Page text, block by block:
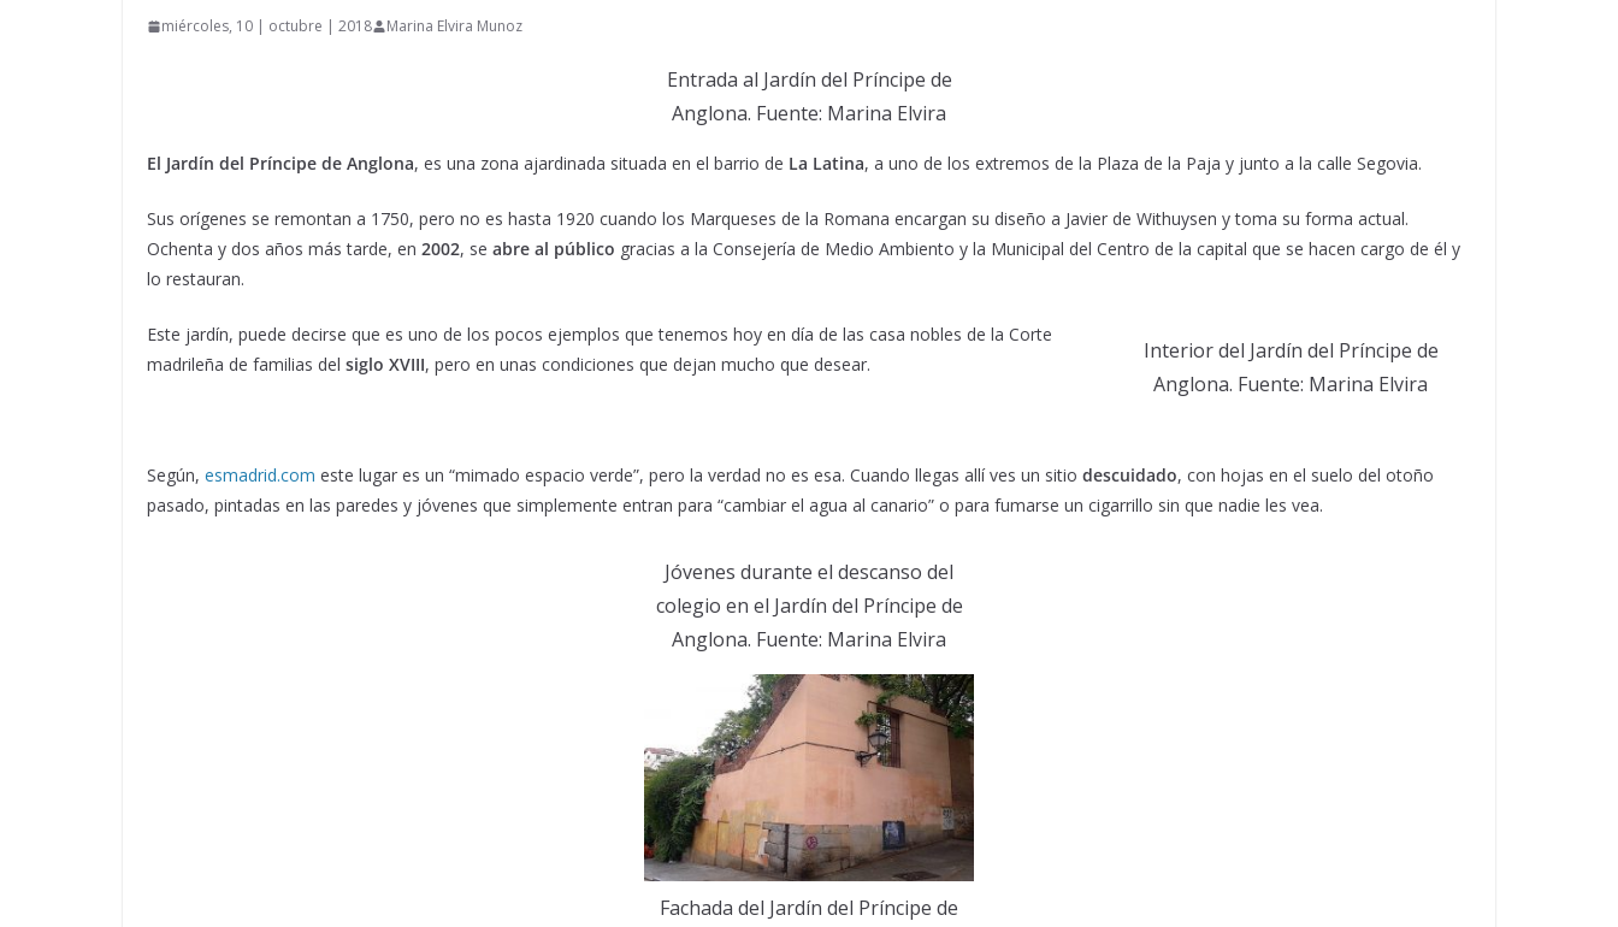
miércoles, 10 | octubre | 2018 Marina Elvira Munoz
Entrada al Jardín del Príncipe de
Anglona. Fuente: Marina Elvira
El Jardín del Príncipe de Anglona, es una zona ajardinada situada en el barrio de La Latina, a uno de los extremos de la Plaza de la Paja y junto a la calle Segovia.
Sus orígenes se remontan a 1750, pero no es hasta 1920 cuando los Marqueses de la Romana encargan su diseño a Javier de Withuysen y toma su forma actual.
Ochenta y dos años más tarde, en 2002, se abre al público gracias a la Consejería de Medio Ambiento y la Municipal del Centro de la capital que se hacen cargo de él y
lo restauran.
Interior del Jardín del Príncipe de
Anglona. Fuente: Marina Elvira
Este jardín, puede decirse que es uno de los pocos ejemplos que tenemos hoy en día de las casa nobles de la Corte
madrileña de familias del siglo XVIII, pero en unas condiciones que dejan mucho que desear.
Según, esmadrid.com este lugar es un “mimado espacio verde”, pero la verdad no es esa. Cuando llegas allí ves un sitio descuidado, con hojas en el suelo del otoño
pasado, pintadas en las paredes y jóvenes que simplemente entran para “cambiar el agua al canario” o para fumarse un cigarrillo sin que nadie les vea.
Jóvenes durante el descanso del
colegio en el Jardín del Príncipe de
Anglona. Fuente: Marina Elvira
Fachada del Jardín del Príncipe de